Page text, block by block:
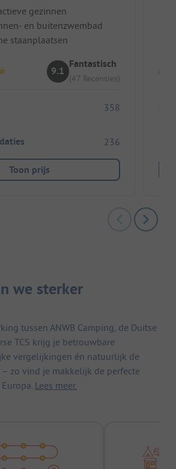
gezinnen
en buitenzwembad
staanplaatsen
9.1
Fantastisch
(47 Recensies)
358
236
Toon prijs
we sterker
tussen ANWB Camping, de Duitse
TCS krijg je betrouwbare
vergelijkingen én natuurlijk de
– zo vind je makkelijk de perfecte
Lees meer.